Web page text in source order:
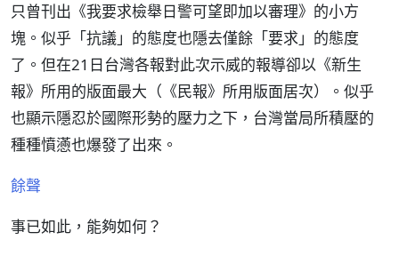
只曾刊出《我要求檢舉日警可望即加以審理》的小方
塊。似乎「抗議」的態度也隱去僅餘「要求」的態度
了。但在21日台灣各報對此次示威的報導卻以《新生
報》所用的版面最大（《民報》所用版面居次）。似乎
也顯示隱忍於國際形勢的壓力之下，台灣當局所積壓的
種種憤懣也爆發了出來。
餘聲
事已如此，能夠如何？